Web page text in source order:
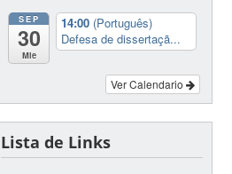
SEP
30
Mie
14:00 (Português)
Defesa de dissertaçã...
Ver Calendario
Lista de Links